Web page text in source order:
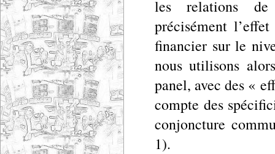
les relations de
précisément
financier sur le
nous utilisons
panel, avec des «
compte des
conjoncture
1).